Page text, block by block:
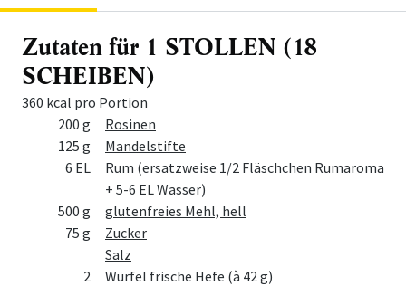
Zutaten für 1 STOLLEN (18
SCHEIBEN)
360 kcal pro Portion
MengeZutat
200 g
Rosinen
125 g
Mandelstifte
6 EL
Rum (ersatzweise 1/2 Fläschchen Rumaroma
+ 5-6 EL Wasser)
500 g
glutenfreies Mehl, hell
75 g
Zucker
Salz
2
Würfel frische Hefe (à 42 g)